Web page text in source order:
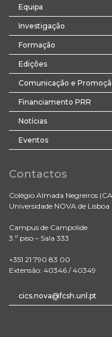
Equipa
Investigação
Formação
Edições
Comunicação e
Financiamento PRR
Notícias
Eventos
Contactos
Colégio Almada Negreiros
Universidade NOVA de Lisboa
Campus de Campolide
3.º piso – Sala 333
+351 21 790 83 00
Extensão: 40346 / 40349
cics.nova@fcsh.unl.pt